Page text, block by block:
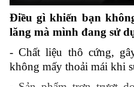
Điều gì khiến bạn
lăng mà mình đang sử
- Chất liệu thô cứng,
không mấy thoải mái khi